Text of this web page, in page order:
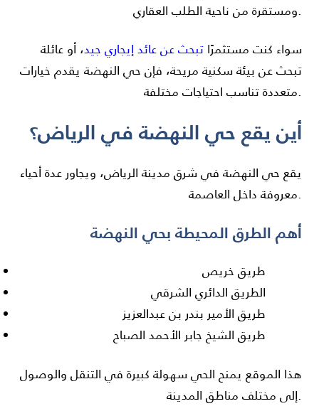
ومستقرة من ناحية الطلب العقاري.
سواء كنت مستثمرًا تبحث عن عائد إيجاري جيد، أو عائلة
تبحث عن بيئة سكنية مريحة، فإن حي النهضة يقدم خيارات
متعددة تناسب احتياجات مختلفة.
أين يقع حي النهضة في الرياض؟
يقع حي النهضة في شرق مدينة الرياض، ويجاور عدة أحياء
معروفة داخل العاصمة.
أهم الطرق المحيطة بحي النهضة
طريق خريص
الطريق الدائري الشرقي
طريق الأمير بندر بن عبدالعزيز
طريق الشيخ جابر الأحمد الصباح
هذا الموقع يمنح الحي سهولة كبيرة في التنقل والوصول
إلى مختلف مناطق المدينة.